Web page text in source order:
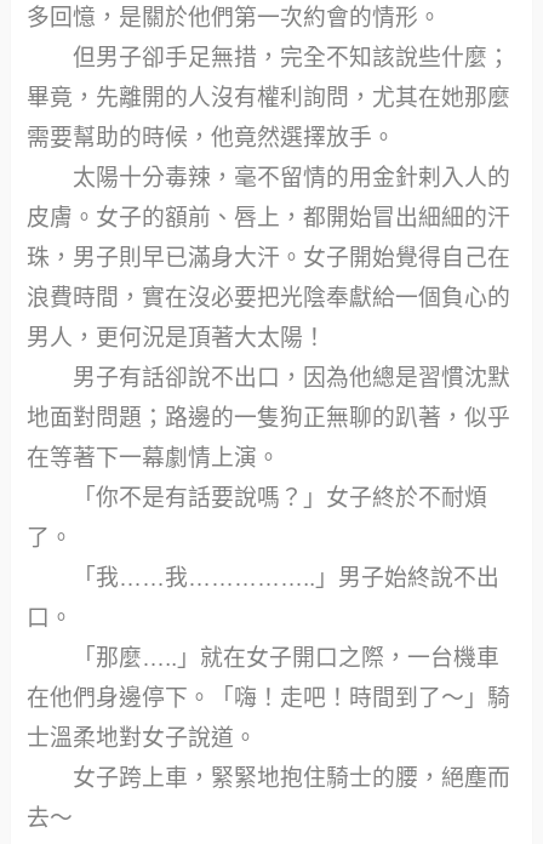
多回憶，是關於他們第一次約會的情形。
但男子卻手足無措，完全不知該說些什麼；
畢竟，先離開的人沒有權利詢問，尤其在她那麼
需要幫助的時候，他竟然選擇放手。
太陽十分毒辣，毫不留情的用金針剌入人的
皮膚。女子的額前、唇上，都開始冒出細細的汗
珠，男子則早已滿身大汗。女子開始覺得自己在
浪費時間，實在沒必要把光陰奉獻給一個負心的
男人，更何況是頂著大太陽！
男子有話卻說不出口，因為他總是習慣沈默
地面對問題；路邊的一隻狗正無聊的趴著，似乎
在等著下一幕劇情上演。
「你不是有話要說嗎？」女子終於不耐煩
了。
「我……我……………..」男子始終說不出
口。
「那麼…..」就在女子開口之際，一台機車
在他們身邊停下。「嗨！走吧！時間到了～」騎
士溫柔地對女子說道。
女子跨上車，緊緊地抱住騎士的腰，絕塵而
去～